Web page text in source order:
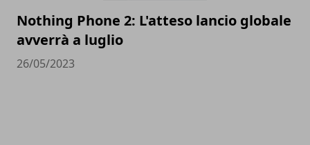
Nothing Phone 2: L'atteso lancio globale
avverrà a luglio
26/05/2023